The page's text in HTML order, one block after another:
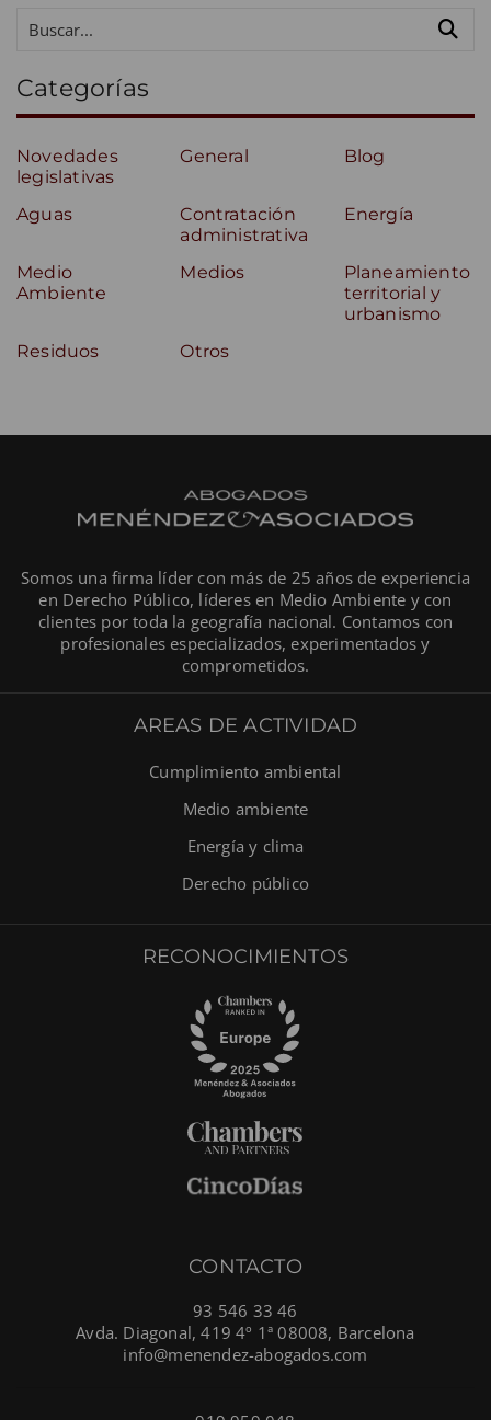
Categorías
Novedades
legislativas
General Blog
Aguas
Contratación
administrativa
Energía
Medio
Ambiente
Medios
Planeamiento
territorial y
urbanismo
Residuos
Otros
Somos una firma líder con más de 25 años de experiencia
en Derecho Público, líderes en Medio Ambiente y con
clientes por toda la geografía nacional. Contamos con
profesionales especializados, experimentados y
comprometidos.
AREAS DE ACTIVIDAD
Cumplimiento ambiental
Medio ambiente
Energía y clima
Derecho público
RECONOCIMIENTOS
CONTACTO
93 546 33 46
Avda. Diagonal, 419 4º 1ª 08008, Barcelona
info@menendez-abogados.com